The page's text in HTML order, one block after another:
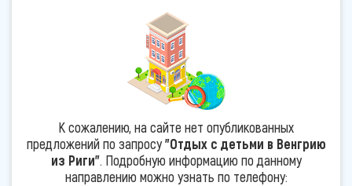
К сожалению, на сайте нет опубликованных
предложений по запросу"Отдых с детьми в Венгрию
из Риги". Подробную информацию по данному
направлению можно узнать по телефону: